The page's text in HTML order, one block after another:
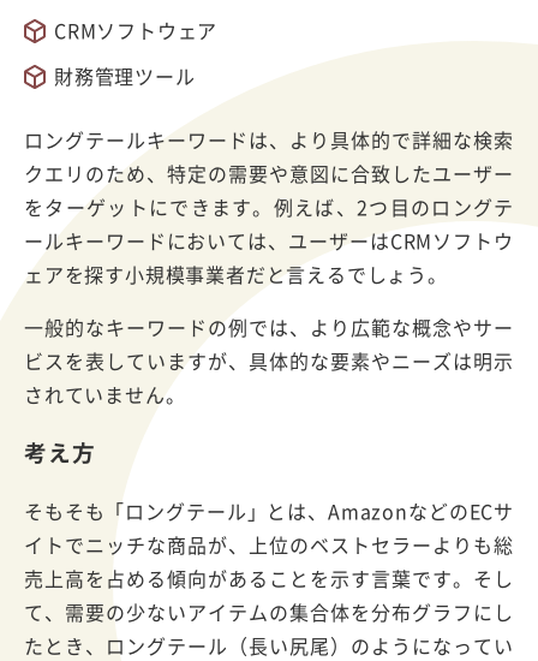
CRMソフトウェア
財務管理ツール
ロングテールキーワードは、より具体的で詳細な検索
クエリのため、特定の需要や意図に合致したユーザー
をターゲットにできます。例えば、2つ目のロングテ
ールキーワードにおいては、ユーザーはCRMソフトウ
ェアを探す小規模事業者だと言えるでしょう。
一般的なキーワードの例では、より広範な概念やサー
ビスを表していますが、具体的な要素やニーズは明示
されていません。
考え方
そもそも「ロングテール」とは、AmazonなどのECサ
イトでニッチな商品が、上位のベストセラーよりも総
売上高を占める傾向があることを示す言葉です。そし
て、需要の少ないアイテムの集合体を分布グラフにし
たとき、ロングテール（長い尻尾）のようになってい